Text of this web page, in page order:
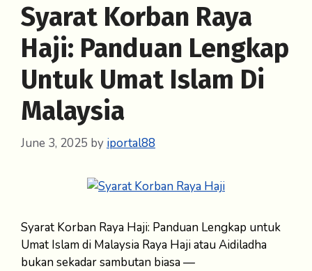
Syarat Korban Raya
Haji: Panduan Lengkap
Untuk Umat Islam Di
Malaysia
June 3, 2025 by iportal88
Syarat Korban Raya Haji: Panduan Lengkap untuk
Umat Islam di Malaysia Raya Haji atau Aidiladha
bukan sekadar sambutan biasa —